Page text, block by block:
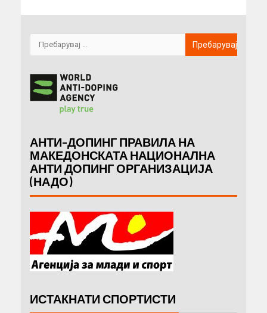
АНТИ-ДОПИНГ ПРАВИЛА НА
МАКЕДОНСКАТА НАЦИОНАЛНА
АНТИ ДОПИНГ ОРГАНИЗАЦИЈА
(НАДО)
ИСТАКНАТИ СПОРТИСТИ